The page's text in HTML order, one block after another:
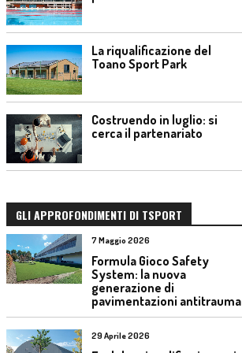
La riqualificazione del
Toano Sport Park
Costruendo in luglio: si
cerca il partenariato
GLI APPROFONDIMENTI DI TSPORT
7 Maggio 2026
Formula Gioco Safety
System: la nuova
generazione di
pavimentazioni antitrauma
29 Aprile 2026